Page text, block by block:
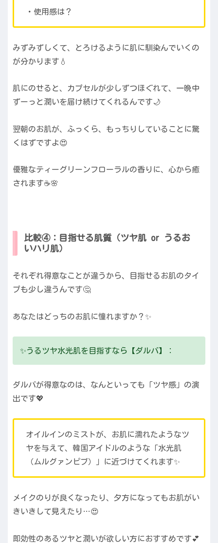
・使用感は？
みずみずしくて、とろけるように肌に馴染んでいくの
が分かります💧
肌にのせると、カプセルが少しずつほぐれて、一晩中
ずーっと潤いを届け続けてくれるんです🌙
翌朝のお肌が、ふっくら、もっちりしていることに驚
くはずですよ😍
優雅なティーグリーンフローラルの香りに、心から癒
されます☕️🌸
比較④：目指せる肌質（ツヤ肌 or うるお
いハリ肌）
それぞれ得意なことが違うから、目指せるお肌のタイ
プも少し違うんです🤔
あなたはどっちのお肌に憧れますか？✨
✨うるツヤ水光肌を目指すなら【ダルバ】：
ダルバが得意なのは、なんといっても「ツヤ感」の演
出です💖
オイルインのミストが、お肌に濡れたようなツ
ヤを与えて、韓国アイドルのような「水光肌
（ムルグァンピブ）」に近づけてくれます✨
メイクのりが良くなったり、夕方になってもお肌がい
きいきして見えたり…😍
即効性のあるツヤと潤いが欲しい方におすすめです💕